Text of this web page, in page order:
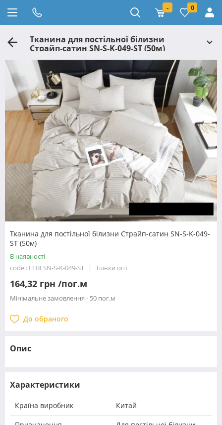
- 0
Тканина для постільної білизни
Страйп-сатин SN-S-K-049-ST (50м)
Тканина для постільної білизни Страйп-сатин SN-S-K-049-
ST (50м)
В наявності
code : FFBLSN-S-K-049-ST
Тільки опт
164,32 грн /пог.м
Мінімальне замовлення - 50 пог.м
До обраного
Опис
Характеристики
Країна виробник Китай